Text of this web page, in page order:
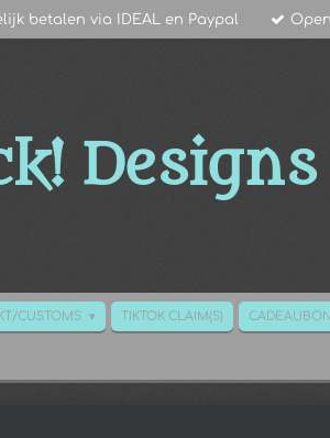
betalen via IDEAL en Paypal
Designs
CUSTOMS TIKTOK CLAIM(S) CADEAUBON